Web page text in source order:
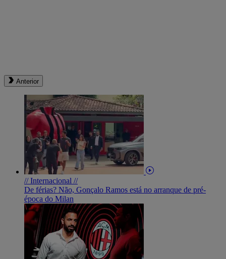
Anterior
// Internacional //
De férias? Não, Gonçalo Ramos está no arranque de pré-
época do Milan